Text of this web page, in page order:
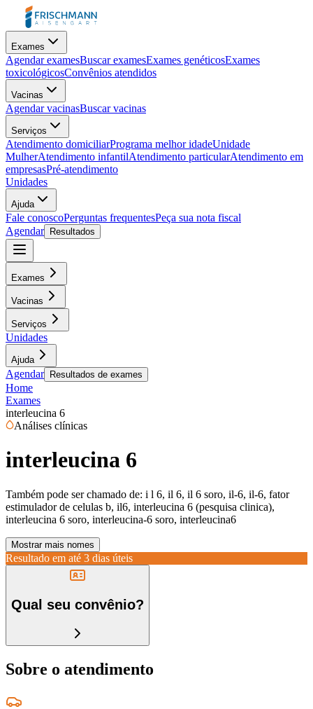
Exames
Agendar examesBuscar examesExames genéticosExames
toxicológicosConvênios atendidos
Vacinas
Agendar vacinasBuscar vacinas
Serviços
Atendimento domiciliarPrograma melhor idadeUnidade
MulherAtendimento infantilAtendimento particularAtendimento em
empresasPré-atendimento
Unidades
Ajuda
Fale conoscoPerguntas frequentesPeça sua nota fiscal
Agendar
Resultados
Exames
Vacinas
Serviços
Unidades
Ajuda
Agendar Resultados de exames
Home
Exames
interleucina 6
Análises clínicas
interleucina 6
Também pode ser chamado de: i l 6, il 6, il 6 soro, il-6, il-6, fator
estimulador de celulas b, il6, interleucina 6 (pesquisa clinica),
interleucina 6 soro, interleucina-6 soro, interleucina6
Mostrar mais nomes
Resultado em até 3 dias úteis
Qual seu convênio?
Sobre o atendimento